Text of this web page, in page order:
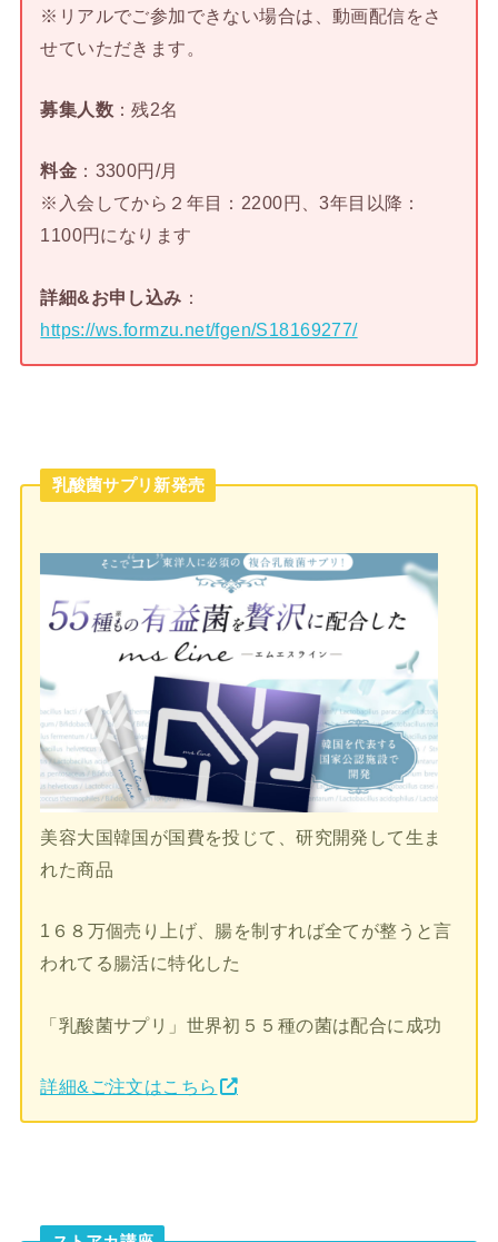
※リアルでご参加できない場合は、動画配信をさ
せていただきます。
募集人数 ：残2名
料金 ：3300円/月
※入会してから２年目：2200円、3年目以降：
1100円になります
詳細&お申し込み ：
https://ws.formzu.net/fgen/S18169277/
乳酸菌サプリ新発売
美容大国韓国が国費を投じて、研究開発して生ま
れた商品
1６８万個売り上げ、腸を制すれば全てが整うと言
われてる腸活に特化した
「乳酸菌サプリ」世界初５５種の菌は配合に成功
詳細&ご注文はこちら